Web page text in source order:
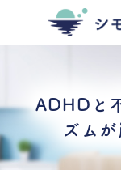
ADHDと
ズム